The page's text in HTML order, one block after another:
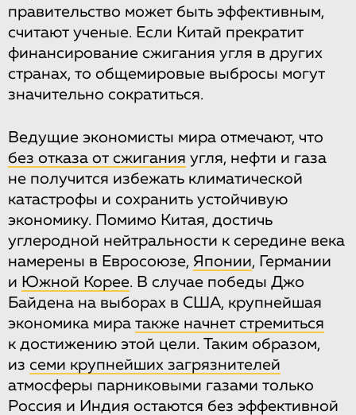
правительство может быть эффективным,
считают ученые. Если Китай прекратит
финансирование сжигания угля в других
странах, то общемировые выбросы могут
значительно сократиться.
Ведущие экономисты мира отмечают, что
без отказа от сжигания угля, нефти и газа
не получится избежать климатической
катастрофы и сохранить устойчивую
экономику. Помимо Китая, достичь
углеродной нейтральности к середине века
намерены в Евросоюзе, Японии, Германии
и Южной Корее. В случае победы Джо
Байдена на выборах в США, крупнейшая
экономика мира также начнет стремиться
к достижению этой цели. Таким образом,
из семи крупнейших загрязнителей
атмосферы парниковыми газами только
Россия и Индия остаются без эффективной